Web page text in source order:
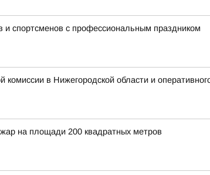
спортсменов с профессиональным праздником
комиссии в Нижегородской области и
на площади 200 квадратных метров